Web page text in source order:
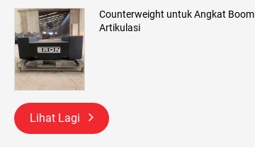
Counterweight untuk Angkat Boom
Artikulasi
Lihat Lagi